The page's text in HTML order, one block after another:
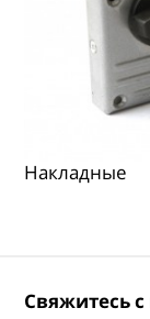
Накладные
Свяжитесь